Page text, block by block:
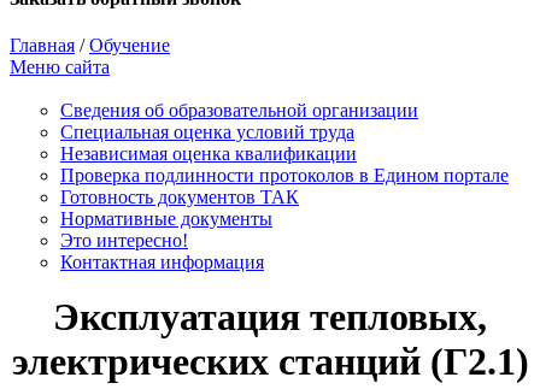
Главная /Обучение
Меню сайта
Сведения об образовательной организации
Cпециальная оценка условий труда
Независимая оценка квалификации
Проверка подлинности протоколов в Едином портале
Готовность документов ТАК
Нормативные документы
Это интересно!
Контактная информация
Эксплуатация тепловых,
электрических станций (Г2.1)